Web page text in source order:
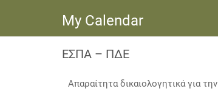
My Calendar
ΕΣΠΑ – ΠΔΕ
Απαραίτητα δικαιολογητικά για την